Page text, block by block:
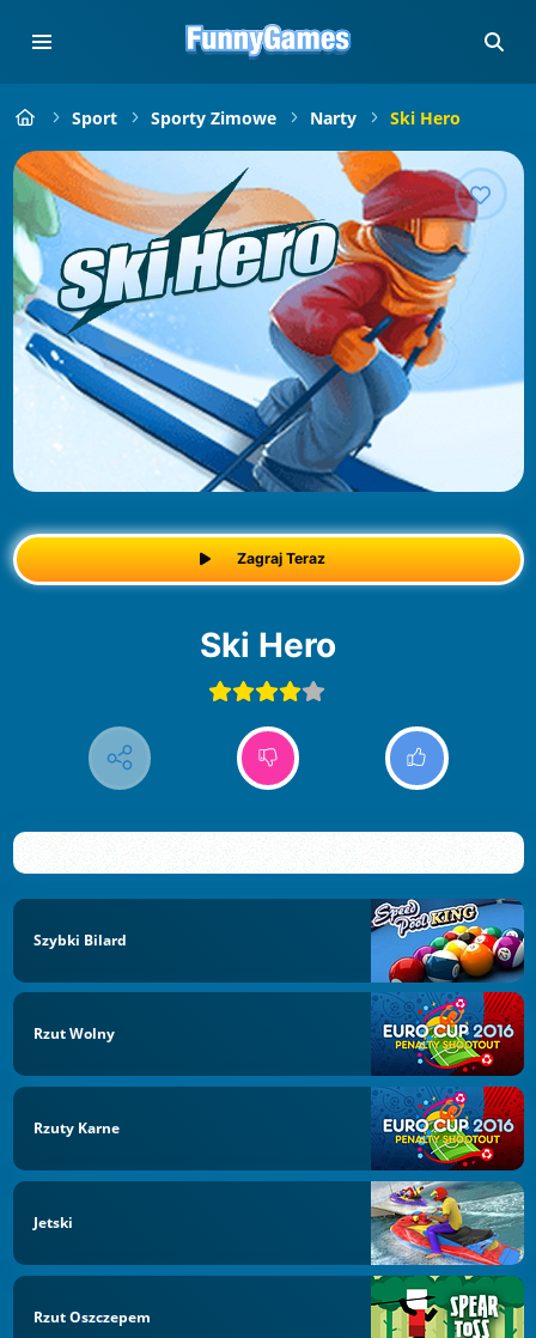
Sport Sporty Zimowe Narty Ski Hero
Zagraj Teraz
Ski Hero
Szybki Bilard
Rzut Wolny
Rzuty Karne
Jetski
Rzut Oszczepem